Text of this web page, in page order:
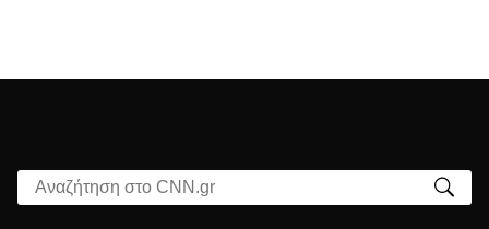
Αναζήτηση στο CNN.gr